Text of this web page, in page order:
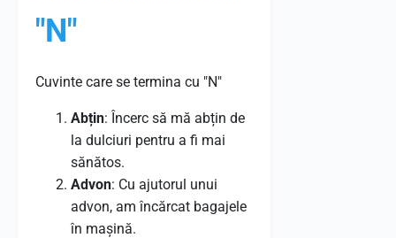
"N"
Cuvinte care se termina cu "N"
Abțin: Încerc să mă abțin de
la dulciuri pentru a fi mai
sănătos.
Advon: Cu ajutorul unui
advon, am încărcat bagajele
în mașină.